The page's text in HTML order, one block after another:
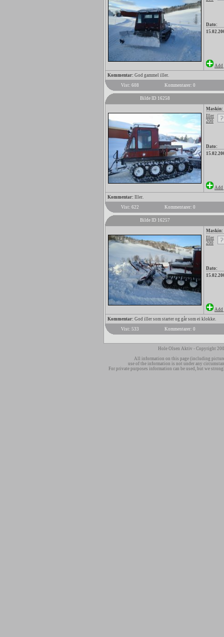
Dato:
Add
Kommentar: God gammel iller.
Vist: 608
Kommentarer: 0
Bilde ID 16258
Maskin:
Iller
200
Dato:
Add
Kommentar: Iller.
Vist: 622
Kommentarer: 0
Bilde ID 16257
Maskin:
Iller
200
Dato:
Add
Kommentar: God iller som starter og går som ei klokke.
Vist: 533
Kommentarer: 0
Hole Olsen Aktiv - Copyright
All information on this page (including
use of the information is not under any
For private purposes information can be used, but we